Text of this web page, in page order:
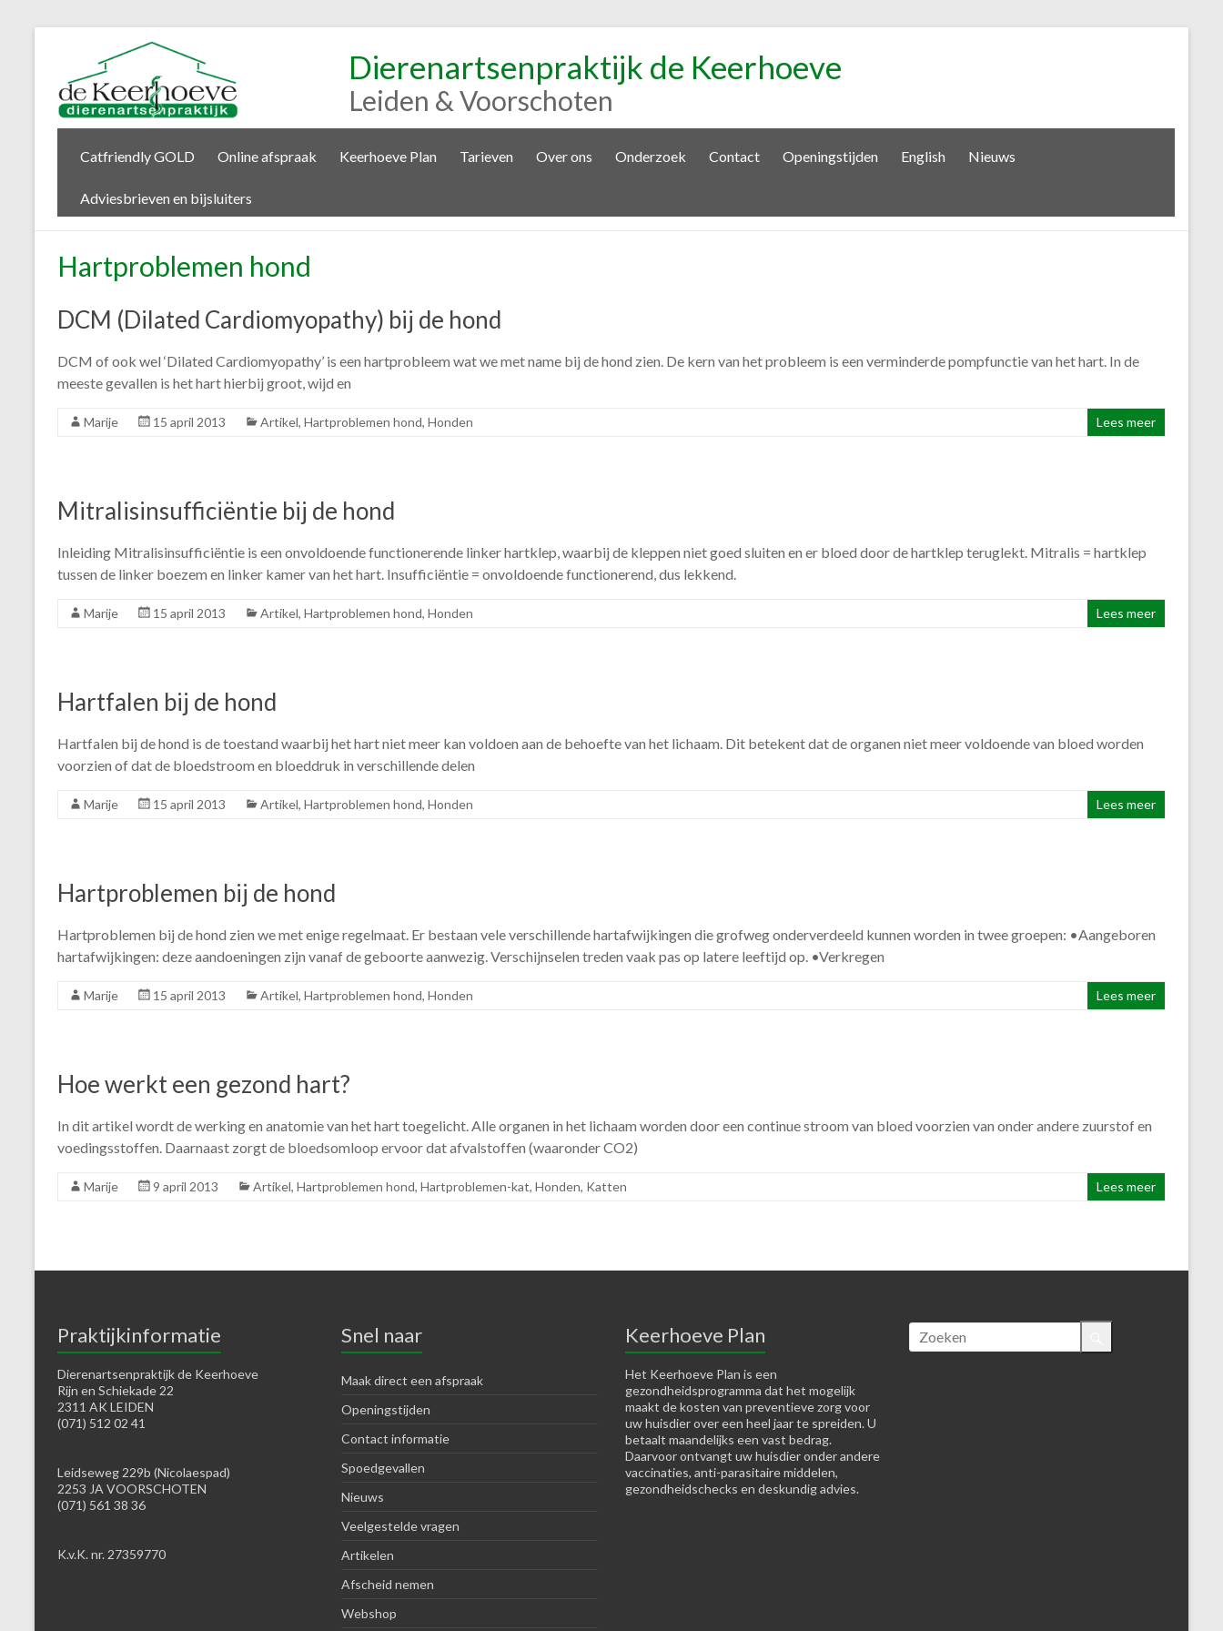
Dierenartsenpraktijk de Keerhoeve
Leiden & Voorschoten
Catfriendly GOLD Online afspraak Keerhoeve Plan Tarieven Over ons Onderzoek Contact Openingstijden English Nieuws
Adviesbrieven en bijsluiters
Hartproblemen hond
DCM (Dilated Cardiomyopathy) bij de hond
DCM of ook wel ‘Dilated Cardiomyopathy’ is een hartprobleem wat we met name bij de hond zien. De kern van het probleem is een verminderde pompfunctie van het hart. In de
meeste gevallen is het hart hierbij groot, wijd en
Marije 15 april 2013 Artikel, Hartproblemen hond, Honden Lees meer
Mitralisinsufficiëntie bij de hond
Inleiding Mitralisinsufficiëntie is een onvoldoende functionerende linker hartklep, waarbij de kleppen niet goed sluiten en er bloed door de hartklep teruglekt. Mitralis = hartklep
tussen de linker boezem en linker kamer van het hart. Insufficiëntie = onvoldoende functionerend, dus lekkend.
Marije 15 april 2013 Artikel, Hartproblemen hond, Honden Lees meer
Hartfalen bij de hond
Hartfalen bij de hond is de toestand waarbij het hart niet meer kan voldoen aan de behoefte van het lichaam. Dit betekent dat de organen niet meer voldoende van bloed worden
voorzien of dat de bloedstroom en bloeddruk in verschillende delen
Marije 15 april 2013 Artikel, Hartproblemen hond, Honden Lees meer
Hartproblemen bij de hond
Hartproblemen bij de hond zien we met enige regelmaat. Er bestaan vele verschillende hartafwijkingen die grofweg onderverdeeld kunnen worden in twee groepen: •Aangeboren
hartafwijkingen: deze aandoeningen zijn vanaf de geboorte aanwezig. Verschijnselen treden vaak pas op latere leeftijd op. •Verkregen
Marije 15 april 2013 Artikel, Hartproblemen hond, Honden Lees meer
Hoe werkt een gezond hart?
In dit artikel wordt de werking en anatomie van het hart toegelicht. Alle organen in het lichaam worden door een continue stroom van bloed voorzien van onder andere zuurstof en
voedingsstoffen. Daarnaast zorgt de bloedsomloop ervoor dat afvalstoffen (waaronder CO2)
Marije 9 april 2013 Artikel, Hartproblemen hond, Hartproblemen-kat, Honden, Katten Lees meer
Praktijkinformatie
Dierenartsenpraktijk de Keerhoeve
Rijn en Schiekade 22
2311 AK LEIDEN
(071) 512 02 41
Leidseweg 229b (Nicolaespad)
2253 JA VOORSCHOTEN
(071) 561 38 36
K.v.K. nr. 27359770
Snel naar
Maak direct een afspraak
Openingstijden
Contact informatie
Spoedgevallen
Nieuws
Veelgestelde vragen
Artikelen
Afscheid nemen
Webshop
Keerhoeve Plan
Het Keerhoeve Plan is een
gezondheidsprogramma dat het mogelijk
maakt de kosten van preventieve zorg voor
uw huisdier over een heel jaar te spreiden. U
betaalt maandelijks een vast bedrag.
Daarvoor ontvangt uw huisdier onder andere
vaccinaties, anti-parasitaire middelen,
gezondheidschecks en deskundig advies.